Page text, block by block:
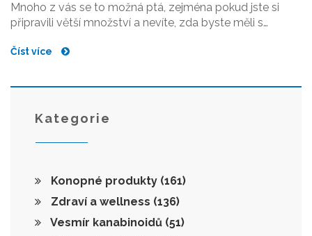
Mnoho z vás se to možná ptá, zejména pokud jste si
připravili větší množství a nevíte, zda byste měli s
odpočinout. Budeme se bavit o tom, jak se účinky
skladování. Tak pojďme na to, toto téma je opravdu
Číst více
Kategorie
Konopné produkty (161)
Zdraví a wellness (136)
Vesmír kanabinoidů (51)